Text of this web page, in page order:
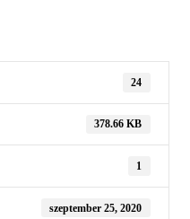
24
378.66 KB
1
szeptember 25, 2020